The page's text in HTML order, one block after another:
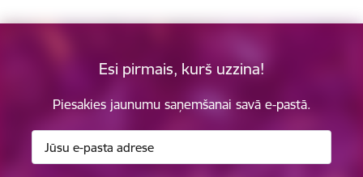
Esi pirmais, kurš uzzina!
Piesakies jaunumu saņemšanai savā e-pastā.